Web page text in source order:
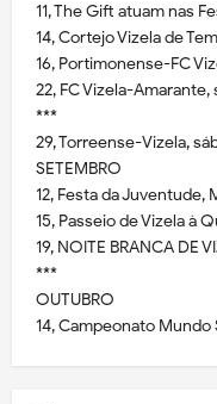
11, The Gift atuam nas
14, Cortejo Vizela de
16, Portimonense-FC
22, FC Vizela-Amarante,
***
29, Torreense-Vizela,
SETEMBRO
12, Festa da Juventude,
15, Passeio de Vizela à
19, NOITE BRANCA DE
***
OUTUBRO
14, Campeonato